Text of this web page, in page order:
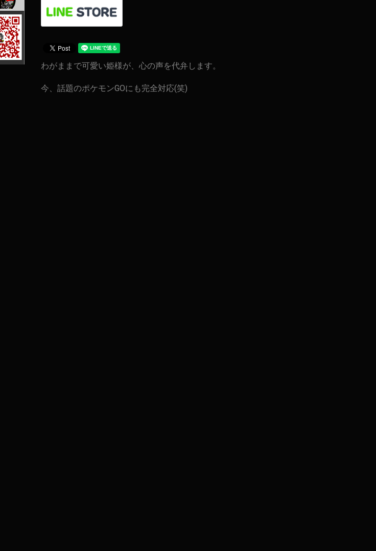
わがままで可愛い姫様が、心の声を代弁します。
今、話題のポケモンGOにも完全対応(笑)